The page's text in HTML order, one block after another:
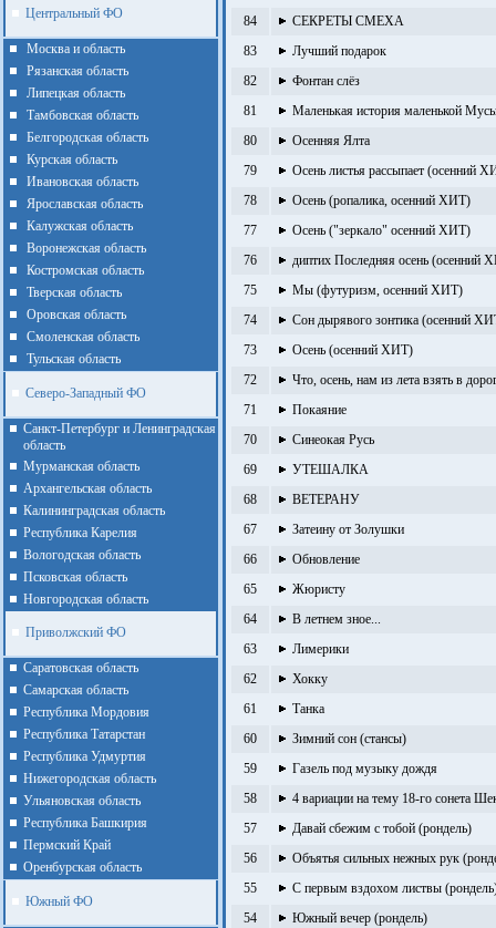
Центральный ФО
Москва и область
Рязанская область
Липецкая область
Тамбовская область
Белгородская область
Курская область
Ивановская область
Ярославская область
Калужская область
Воронежская область
Костромская область
Тверская область
Оровская область
Смоленская область
Тульская область
Северо-Западный ФО
Санкт-Петербург и Ленинградская
область
Мурманская область
Архангельская область
Калининградская область
Республика Карелия
Вологодская область
Псковская область
Новгородская область
Приволжский ФО
Cаратовская область
Cамарская область
Республика Мордовия
Республика Татарстан
Республика Удмуртия
Нижегородская область
Ульяновская область
Республика Башкирия
Пермский Край
Оренбурская область
Южный ФО
84
СЕКРЕТЫ СМЕХА
83
Лучший подарок
82
Фонтан слёз
81
Маленькая история маленькой
80
Осенняя Ялта
79
Осень листья рассыпает (осенний
78
Осень (ропалика, осенний ХИТ)
77
Осень ("зеркало" осенний ХИТ)
76
диптих Последняя осень (осенний
75
Мы (футуризм, осенний ХИТ)
74
Сон дырявого зонтика (осенний
73
Осень (осенний ХИТ)
72
Что, осень, нам из лета взять в
71
Покаяние
70
Синеокая Русь
69
УТЕШАЛКА
68
ВЕТЕРАНУ
67
Затеину от Золушки
66
Обновление
65
Жюристу
64
В летнем зное...
63
Лимерики
62
Хокку
61
Танка
60
Зимний сон (стансы)
59
Газель под музыку дождя
58
4 вариации на тему 18-го сонета
57
Давай сбежим с тобой (рондель)
56
Объятья сильных нежных рук
55
С первым вздохом листвы
54
Южный вечер (рондель)